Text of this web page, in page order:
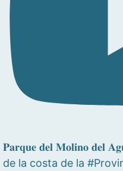
𝐏𝐚𝐫𝐪𝐮𝐞 𝐝𝐞𝐥 𝐌𝐨𝐥𝐢𝐧𝐨 𝐝𝐞𝐥
de la costa de la